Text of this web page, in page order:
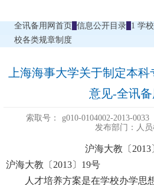
全讯备用网首页 信息公开目录 1 学
校各类规章制度
上海海事大学关于制定本
意见-全讯备
索取号： g010-0104002-2013-0033
发布部门：人员
沪海大教〔2013
沪海大教〔2013〕19号
人才培养方案是在学校办学思